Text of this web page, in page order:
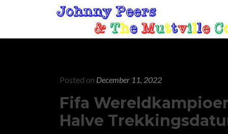
Posted on December 11, 2022
Fifa
Halve